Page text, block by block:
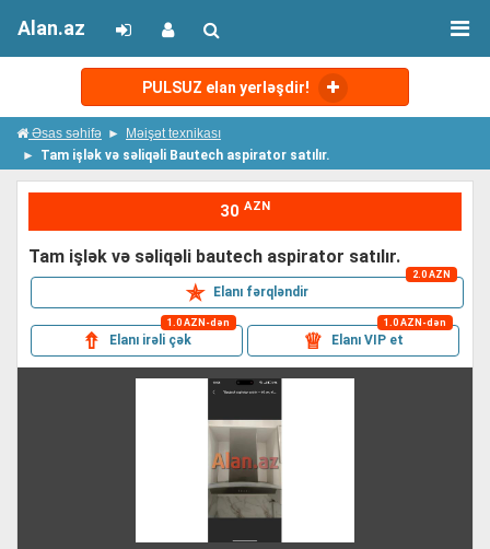
PULSUZ elan yerləşdir!
Alan.az
Əsas səhifə
Məişət texnikası
Tam işlək və səliqəli Bautech aspirator satılır.
30 AZN
tam işlək və səliqəli bautech aspirator satılır.
✯ Elanı fərqləndir
2.0 AZN
⇮ Elanı irəli çək
1.0 AZN-dən
♕ Elanı VIP et
1.0 AZN-dən